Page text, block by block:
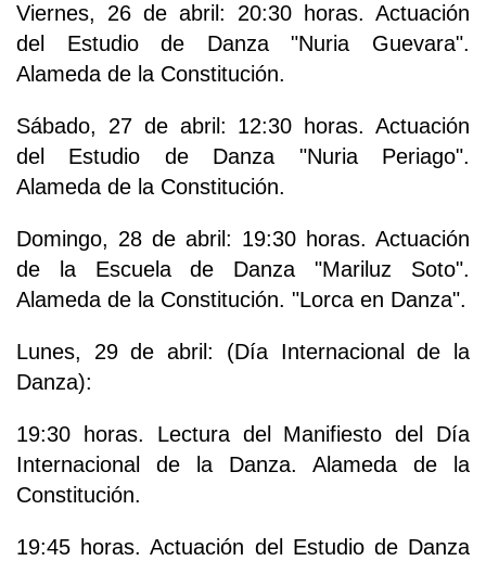
Viernes, 26 de abril: 20:30 horas. Actuación
del Estudio de Danza "Nuria Guevara".
Alameda de la Constitución.
Sábado, 27 de abril: 12:30 horas. Actuación
del Estudio de Danza "Nuria Periago".
Alameda de la Constitución.
Domingo, 28 de abril: 19:30 horas. Actuación
de la Escuela de Danza "Mariluz Soto".
Alameda de la Constitución. "Lorca en Danza".
Lunes, 29 de abril: (Día Internacional de la
Danza):
19:30 horas. Lectura del Manifiesto del Día
Internacional de la Danza. Alameda de la
Constitución.
19:45 horas. Actuación del Estudio de Danza